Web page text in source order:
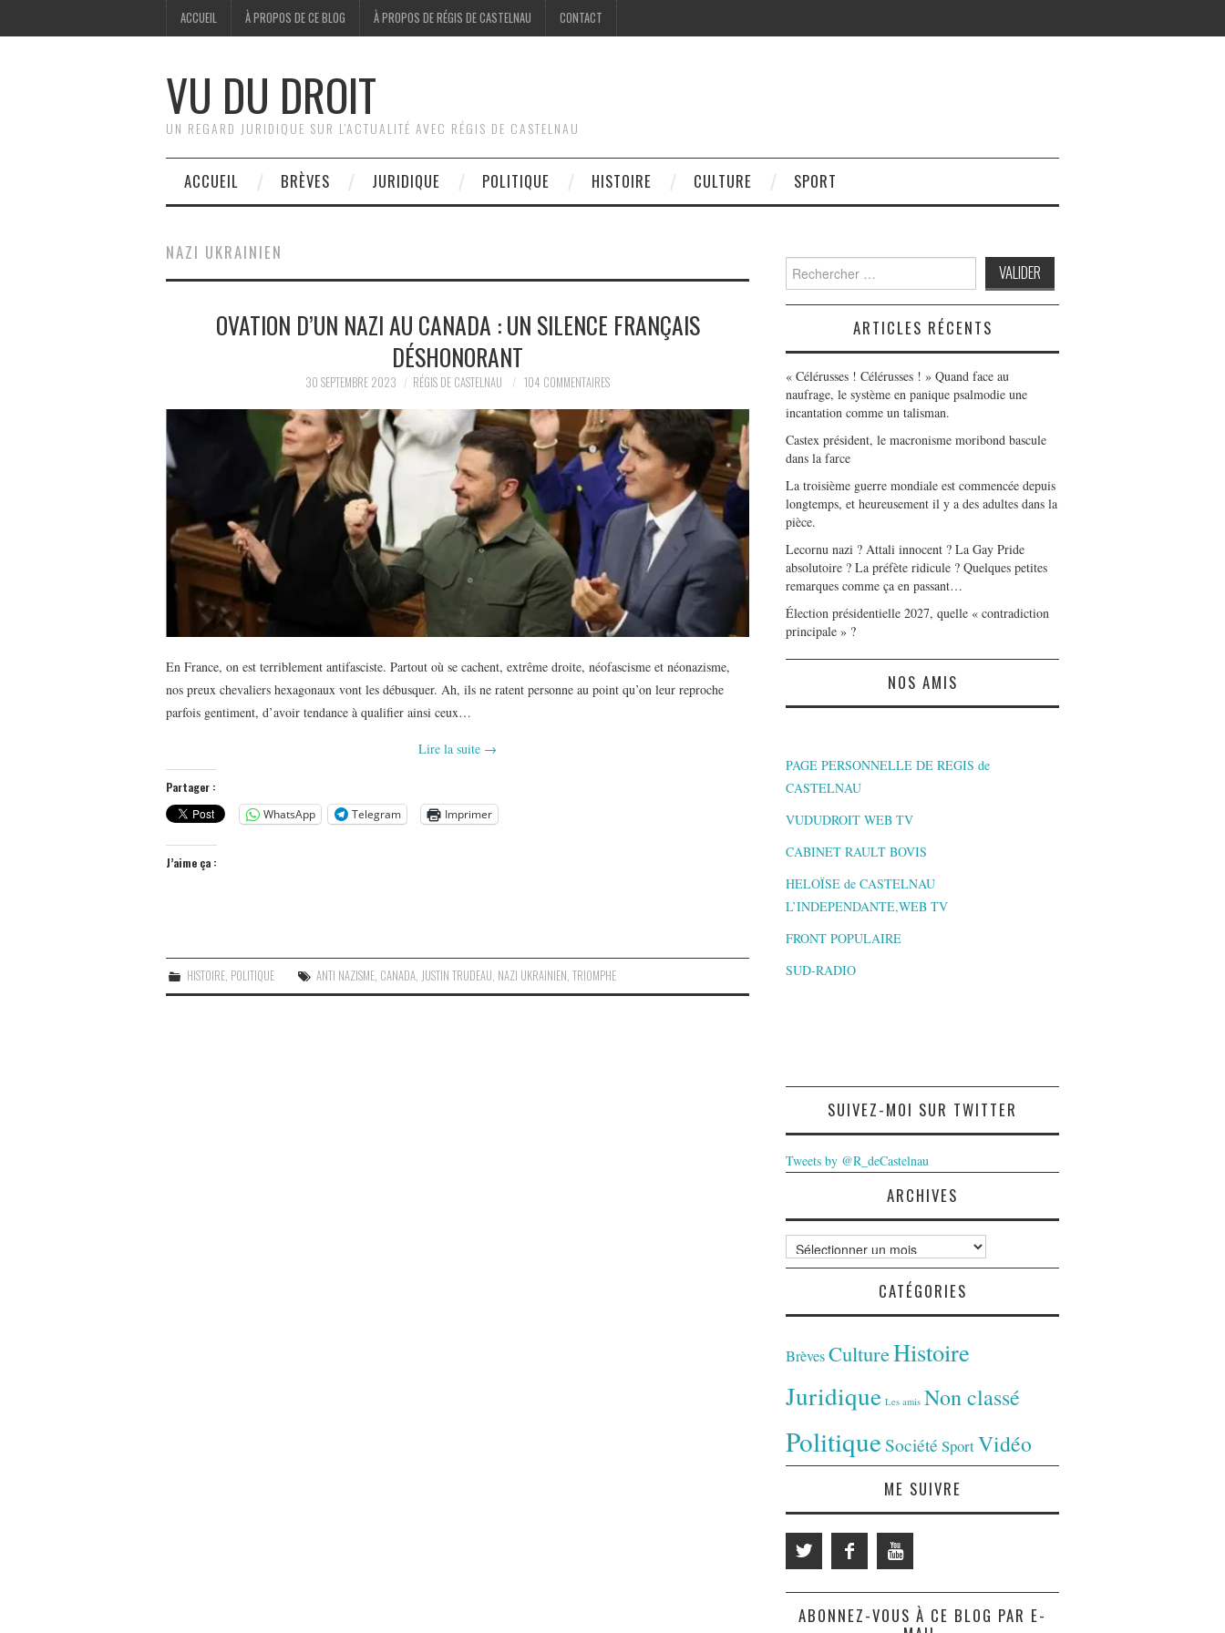
ACCUEIL À PROPOS DE CE BLOG À PROPOS DE RÉGIS DE CASTELNAU CONTACT
VU DU DROIT
UN REGARD JURIDIQUE SUR L'ACTUALITÉ AVEC RÉGIS DE CASTELNAU
ACCUEIL BRÈVES JURIDIQUE POLITIQUE HISTOIRE CULTURE SPORT
NAZI UKRAINIEN
OVATION D’UN NAZI AU CANADA : UN SILENCE FRANÇAIS
DÉSHONORANT
30 SEPTEMBRE 2023 RÉGIS DE CASTELNAU 104 COMMENTAIRES
En France, on est terriblement antifasciste. Partout où se cachent, extrême droite, néofascisme et néonazisme,
nos preux chevaliers hexagonaux vont les débusquer. Ah, ils ne ratent personne au point qu’on leur reproche
parfois gentiment, d’avoir tendance à qualifier ainsi ceux…
Lire la suite →
Partager :
WhatsApp
Telegram Imprimer
J’aime ça :
HISTOIRE POLITIQUE ANTI NAZISME CANADA JUSTIN TRUDEAU NAZI UKRAINIEN ,TRIOMPHE
Search
for:
ARTICLES RÉCENTS
« Célérusses ! Célérusses ! » Quand face au
naufrage, le système en panique psalmodie une
incantation comme un talisman.
Castex président, le macronisme moribond bascule
dans la farce
La troisième guerre mondiale est commencée depuis
longtemps, et heureusement il y a des adultes dans la
pièce.
Lecornu nazi ? Attali innocent ? La Gay Pride
absolutoire ? La préfète ridicule ? Quelques petites
remarques comme ça en passant…
Élection présidentielle 2027, quelle « contradiction
principale » ?
NOS AMIS
PAGE PERSONNELLE DE REGIS de
CASTELNAU
VUDUDROIT WEB TV
CABINET RAULT BOVIS
HELOÏSE de CASTELNAU
L’INDEPENDANTE,WEB TV
FRONT POPULAIRE
SUD-RADIO
SUIVEZ-MOI SUR TWITTER
Tweets by @R_deCastelnau
ARCHIVES
Archives
CATÉGORIES
BrèvesCultureHistoire
Juridique Les amis Non classé
PolitiqueSociété SportVidéo
ME SUIVRE
ABONNEZ-VOUS À CE BLOG PAR E-